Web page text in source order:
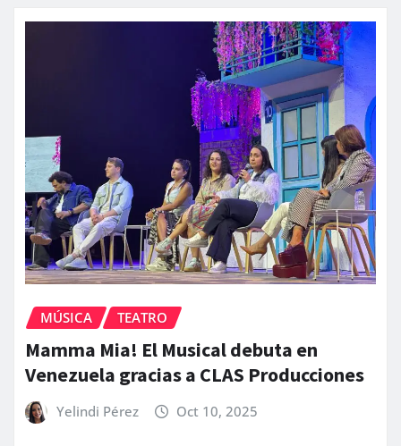
MÚSICA TEATRO
Mamma Mia! El Musical debuta en
Venezuela gracias a CLAS Producciones
Yelindi Pérez Oct 10, 2025